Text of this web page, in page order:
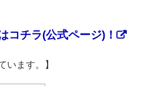
コチラ(公式ページ)！
います。】